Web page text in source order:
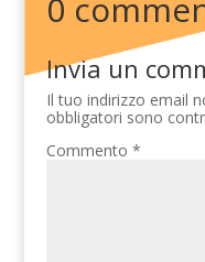
0
Invia un
Il tuo indirizzo email
obbligatori sono
Commento*